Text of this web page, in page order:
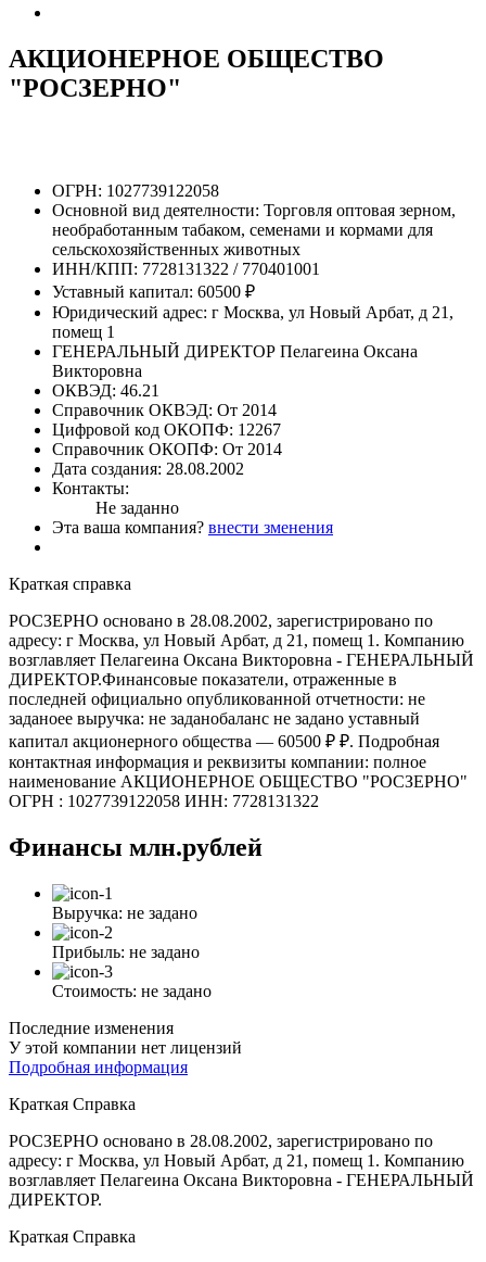
АКЦИОНЕРНОЕ ОБЩЕСТВО
"РОСЗЕРНО"
ОГРН: 1027739122058
Основной вид деятелности: Торговля оптовая зерном,
необработанным табаком, семенами и кормами для
сельскохозяйственных животных
ИНН/КПП: 7728131322 / 770401001
Уставный капитал: 60500 ₽
Юридический адрес: г Москва, ул Новый Арбат, д 21,
помещ 1
ГЕНЕРАЛЬНЫЙ ДИРЕКТОР Пелагеина Оксана
Викторовна
ОКВЭД: 46.21
Справочник ОКВЭД: От 2014
Цифровой код ОКОПФ: 12267
Справочник ОКОПФ: От 2014
Дата создания: 28.08.2002
Контакты:
Не заданно
Эта ваша компания? внести зменения
Краткая справка
РОСЗЕРНО основано в 28.08.2002, зарегистрировано по
адресу: г Москва, ул Новый Арбат, д 21, помещ 1. Компанию
возглавляет Пелагеина Оксана Викторовна - ГЕНЕРАЛЬНЫЙ
ДИРЕКТОР.Финансовые показатели, отраженные в
последней официально опубликованной отчетности: не
заданоее выручка: не заданобаланс не задано уставный
капитал акционерного общества — 60500 ₽ ₽. Подробная
контактная информация и реквизиты компании: полное
наименование АКЦИОНЕРНОЕ ОБЩЕСТВО "РОСЗЕРНО"
ОГРН : 1027739122058 ИНН: 7728131322
Финансы млн.рублей
Выручка: не задано
Прибыль: не задано
Стоимость: не задано
Последние изменения
У этой компании нет лицензий
Подробная информация
Краткая Справка
РОСЗЕРНО основано в 28.08.2002, зарегистрировано по
адресу: г Москва, ул Новый Арбат, д 21, помещ 1. Компанию
возглавляет Пелагеина Оксана Викторовна - ГЕНЕРАЛЬНЫЙ
ДИРЕКТОР.
Краткая Справка